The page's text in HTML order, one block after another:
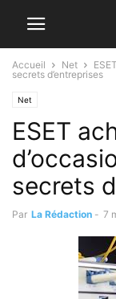
Accueil Net
secrets d’entreprises
Net
ESET
secrets
Par La Rédaction - 7